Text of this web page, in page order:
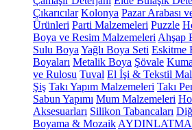
Çıkarıcılar Kolonya Pazar Arabası
Ürünleri Parti Malzemeleri Puzzle
Boya ve Resim Malzemeleri Ahşap
Sulu Boya Yağlı Boya Seti Eskitme
Boyaları Metalik Boya Şövale
ve Rulosu Tuval El İşi & Tekstil
Şiş Takı Yapım Malzemeleri Takı
Sabun Yapımı Mum Malzemeleri
Aksesuarları Silikon Tabancaları
Boyama & Mozaik